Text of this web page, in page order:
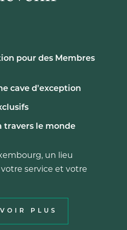
pour des Membres
cave d'exception
travers le monde
un lieu
service et votre
PLUS